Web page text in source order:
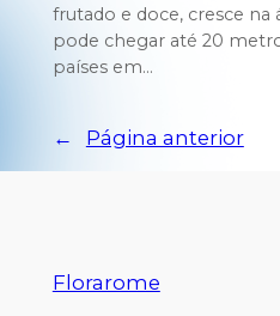
frutado e doce, cresce na
pode chegar até 20
países em…
← Página anterior
Florarome